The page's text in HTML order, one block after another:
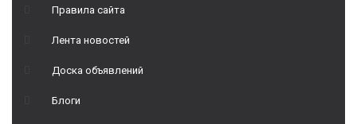
Правила сайта
Лента новостей
Доска объявлений
Блоги